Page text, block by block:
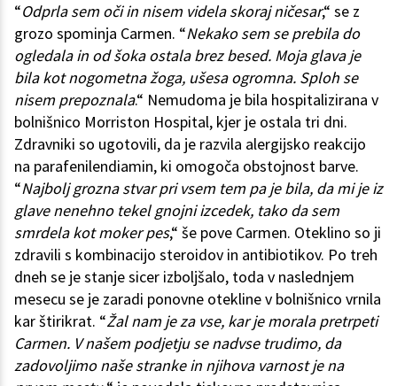
“Odprla sem oči in nisem videla skoraj ničesar,“ se z
grozo spominja Carmen. “Nekako sem se prebila do
ogledala in od šoka ostala brez besed. Moja glava je
bila kot nogometna žoga, ušesa ogromna. Sploh se
nisem prepoznala.“ Nemudoma je bila hospitalizirana v
bolnišnico Morriston Hospital, kjer je ostala tri dni.
Zdravniki so ugotovili, da je razvila alergijsko reakcijo
na parafenilendiamin, ki omogoča obstojnost barve.
“Najbolj grozna stvar pri vsem tem pa je bila, da mi je iz
glave nenehno tekel gnojni izcedek, tako da sem
smrdela kot moker pes,“ še pove Carmen. Oteklino so ji
zdravili s kombinacijo steroidov in antibiotikov. Po treh
dneh se je stanje sicer izboljšalo, toda v naslednjem
mesecu se je zaradi ponovne otekline v bolnišnico vrnila
kar štirikrat. “Žal nam je za vse, kar je morala pretrpeti
Carmen. V našem podjetju se nadvse trudimo, da
zadovoljimo naše stranke in njihova varnost je na